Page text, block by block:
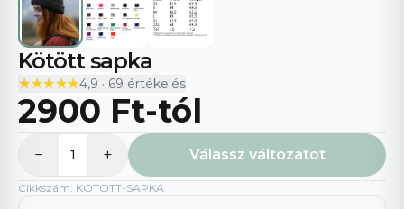
Kötött sapka
★★★★★
★★★★★4,9 · 69 értékelés
2900 Ft-tól
− 1 + Válassz változatot
Cikkszám: KOTOTT-SAPKA